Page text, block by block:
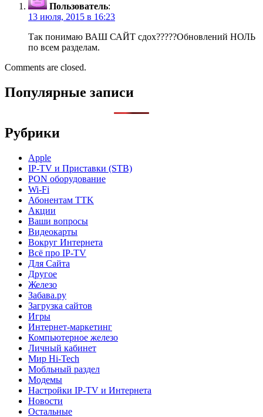
Пользователь:
13 июля, 2015 в 16:23
Так понимаю ВАШ САЙТ сдох?????Обновлений НОЛЬ
по всем разделам.
Comments are closed.
Популярные записи
Рубрики
Apple
IP-TV и Приставки (STB)
PON оборудование
Wi-Fi
Абонентам TTK
Акции
Ваши вопросы
Видеокарты
Вокруг Интернета
Всё про IP-TV
Для Сайта
Другое
Железо
Забава.ру
Загрузка сайтов
Игры
Интернет-маркетинг
Компьютерное железо
Личный кабинет
Мир Hi-Tech
Мобльный раздел
Модемы
Настройки IP-TV и Интернета
Новости
Остальные